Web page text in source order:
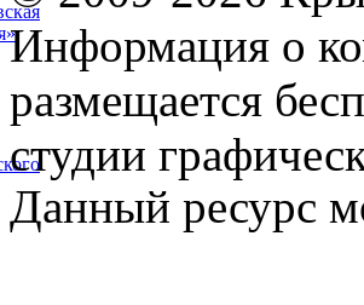
Информация о
размещается
студии
Данный ресурс